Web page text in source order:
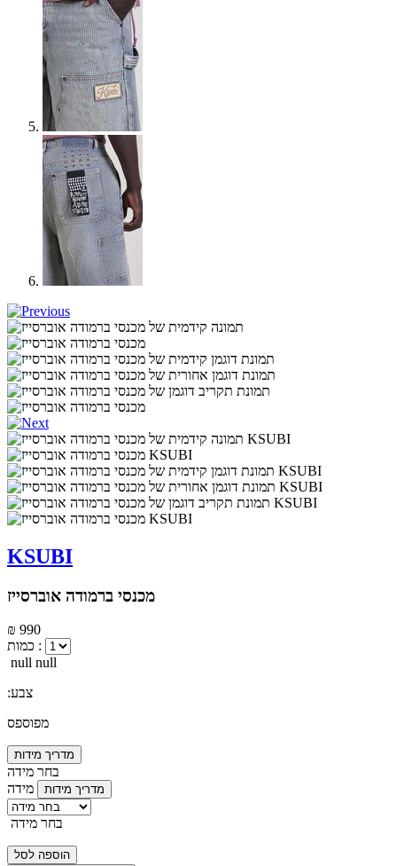
KSUBI
מכנסי ברמודה אוברסייז
₪ 990
כמות :
null null
:צבע
מפוספס
מדריך מידות
בחר מידה
מידה
מדריך מידות
בחר מידה
הוספה לסל